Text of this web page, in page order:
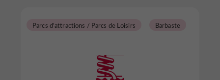
Parcs d'attractions / Parcs de Loisirs Barbaste